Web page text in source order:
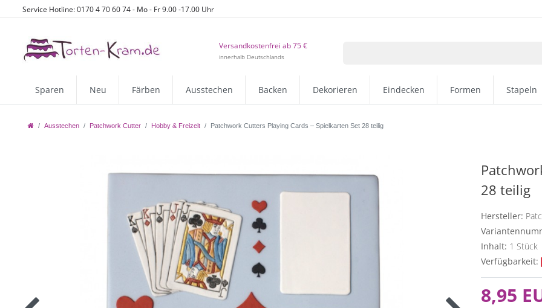
Service Hotline: 0170 4 70 60 74 - Mo - Fr 9.00 -17.00 Uhr
Versandkostenfrei ab 75 €
innerhalb Deutschlands
Sparen Neu Färben Ausstechen Backen Dekorieren Eindecken Formen Stapeln
Ausstechen Patchwork Cutter Hobby & Freizeit Patchwork Cutters Playing Cards – Spielkarten Set 28 teilig
28 teilig
Hersteller:
Inhalt: 1 Stück
Verfügbarkeit:
8,95